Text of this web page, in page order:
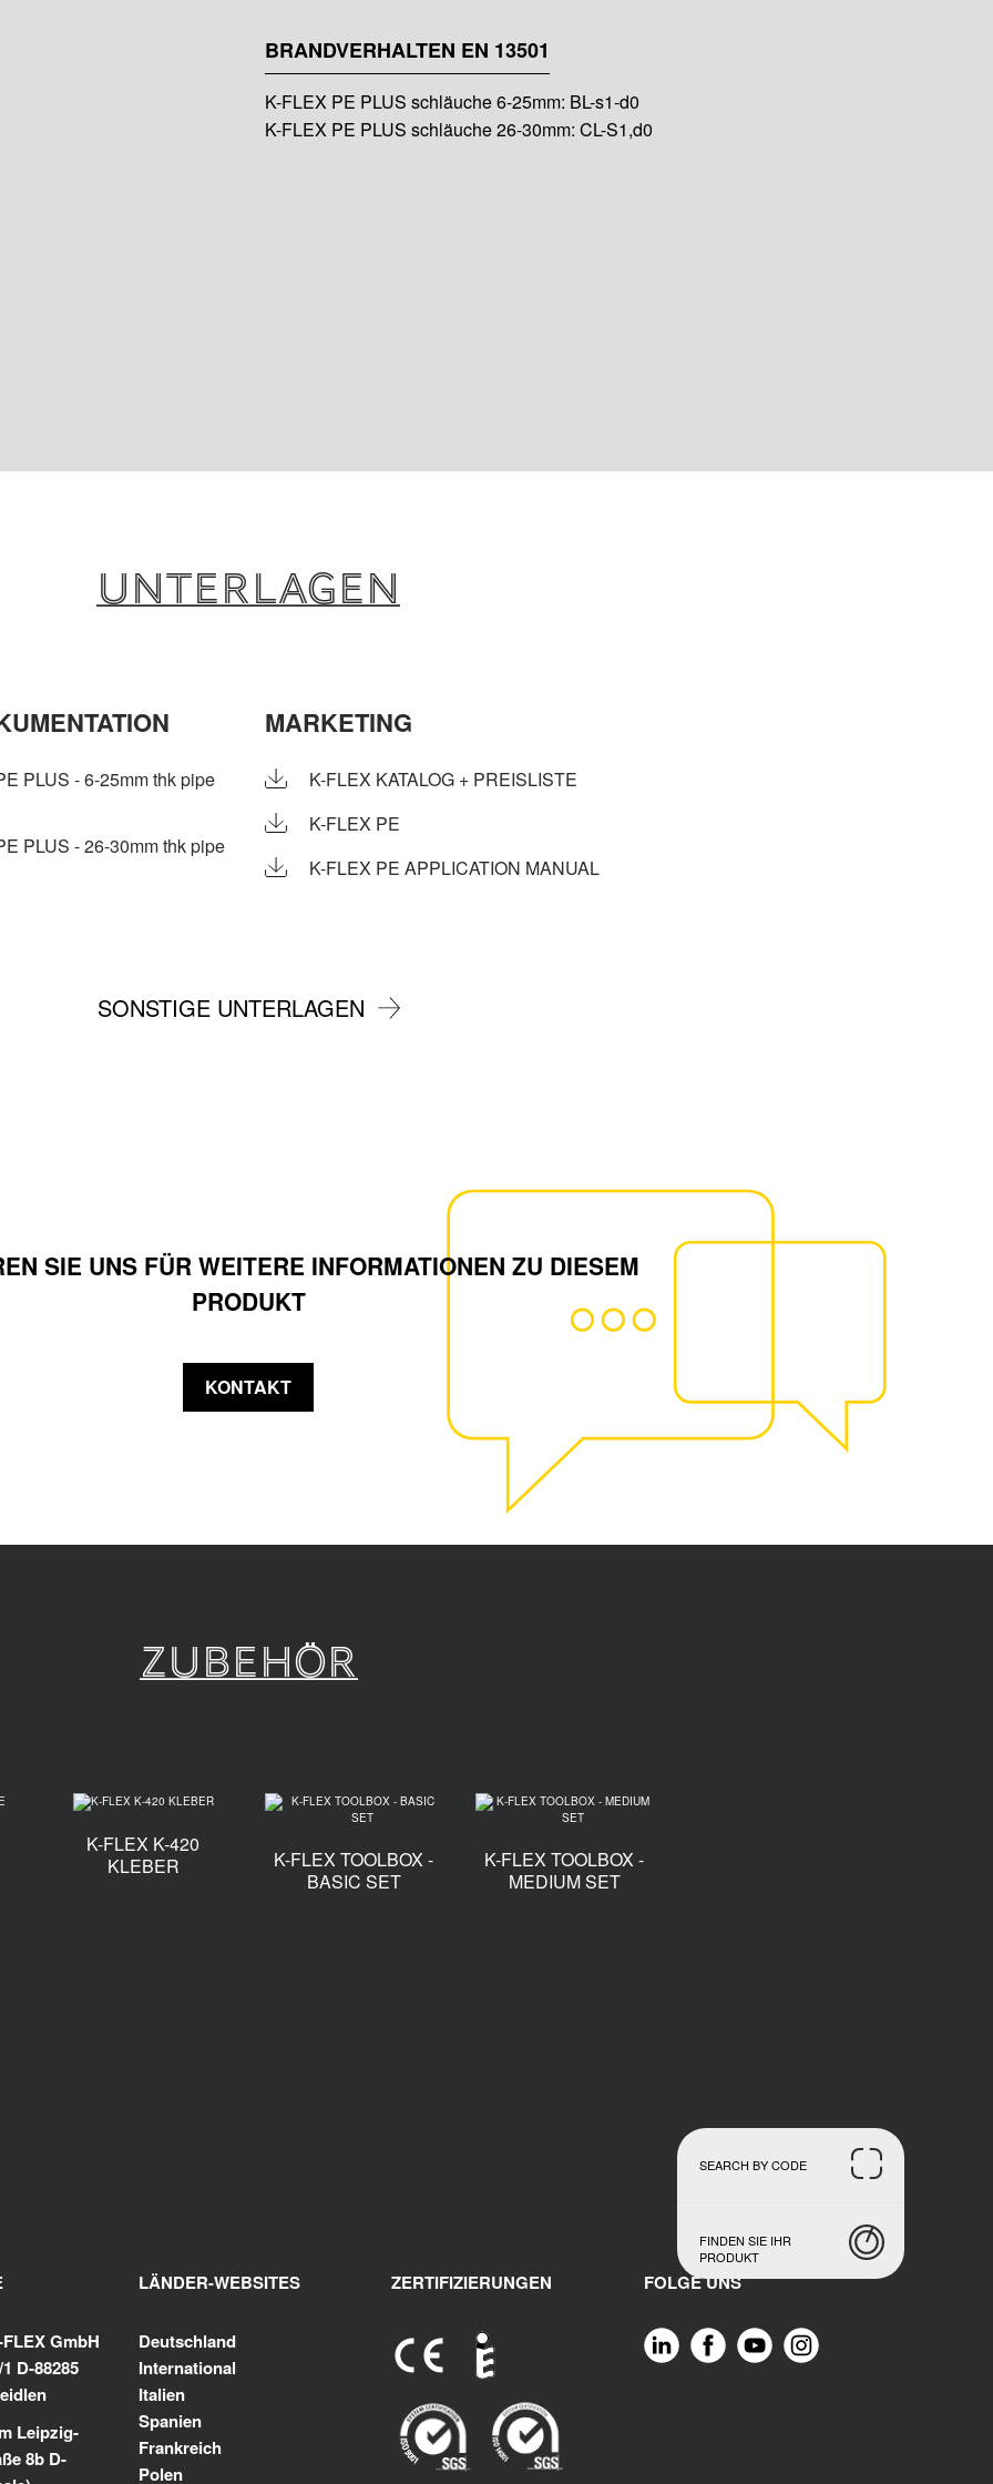
SEARCH BY CODE
FINDEN SIE IHR
PRODUKT
BRANDVERHALTEN EN 13501
K-FLEX PE PLUS schläuche 6-25mm: BL-s1-d0
K-FLEX PE PLUS schläuche 26-30mm: CL-S1,d0
Unterlagen
PLUS - 6-25mm thk pipe
PLUS - 26-30mm thk pipe
MARKETING
K-FLEX KATALOG + PREISLISTE
K-FLEX PE
K-FLEX PE APPLICATION MANUAL
SONSTIGE UNTERLAGEN
SIE UNS FÜR WEITERE INFORMATIONEN ZU DIESEM
PRODUKT
KONTAKT
Zubehör
K-FLEX K-420
KLEBER
K-FLEX TOOLBOX -
BASIC SET
K-FLEX TOOLBOX -
MEDIUM SET
FLEX GmbH
D-88285
Leipzig-
8b D-
LÄNDER-WEBSITES
Deutschland
International
Italien
Spanien
Frankreich
Polen
ZERTIFIZIERUNGEN FOLGE UNS